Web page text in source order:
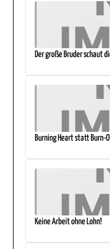
Der große Bruder schaut
Burning Heart statt Burn-
Keine Arbeit ohne Lohn!